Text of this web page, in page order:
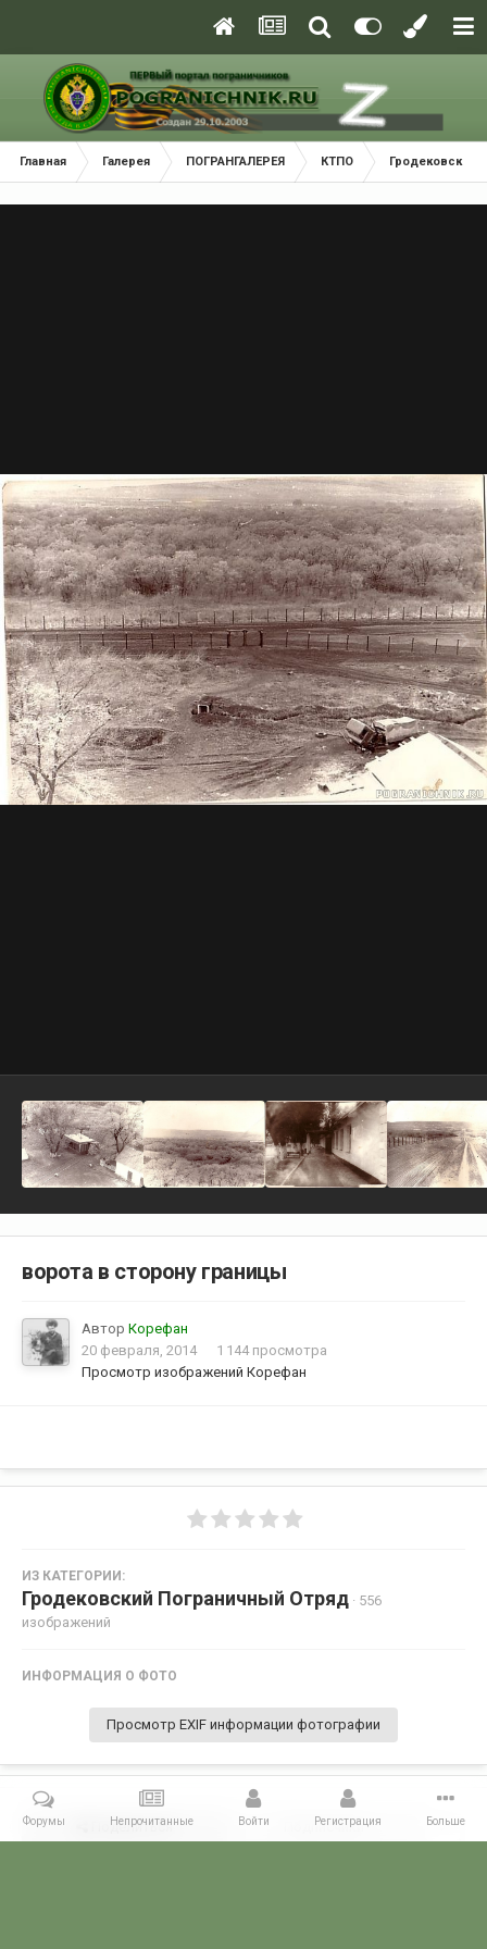
Главная Галерея ПОГРАНГАЛЕРЕЯ КТПО Гродековский
ворота в сторону границы
Автор Корефан
20 февраля, 2014
1 144 просмотра
Просмотр изображений Корефан
ИЗ КАТЕГОРИИ:
Гродековский Пограничный Отряд · 556
изображений
ИНФОРМАЦИЯ О ФОТО
Просмотр EXIF информации фотографии
Поделиться Подписчики 0
Форумы Непрочитанные Войти Регистрация Больше